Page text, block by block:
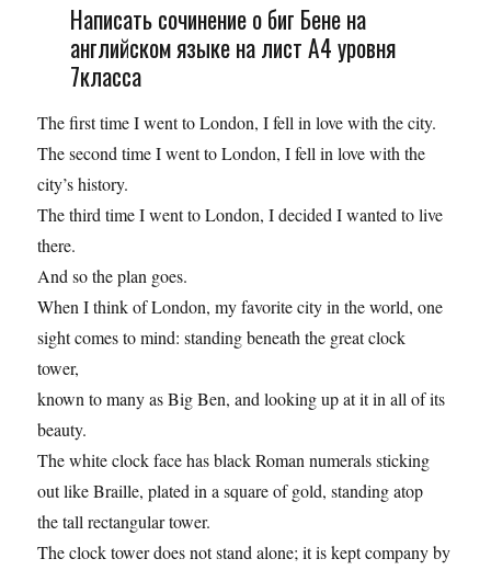
Написать сочинение о биг Бене на
английском языке на лист A4 уровня
7класса
The first time I went to London, I fell in love with the city.
The second time I went to London, I fell in love with the
city’s history.
The third time I went to London, I decided I wanted to live
there.
And so the plan goes.
When I think of London, my favorite city in the world, one
sight comes to mind: standing beneath the great clock
tower,
known to many as Big Ben, and looking up at it in all of its
beauty.
The white clock face has black Roman numerals sticking
out like Braille, plated in a square of gold, standing atop
the tall rectangular tower.
The clock tower does not stand alone; it is kept company by